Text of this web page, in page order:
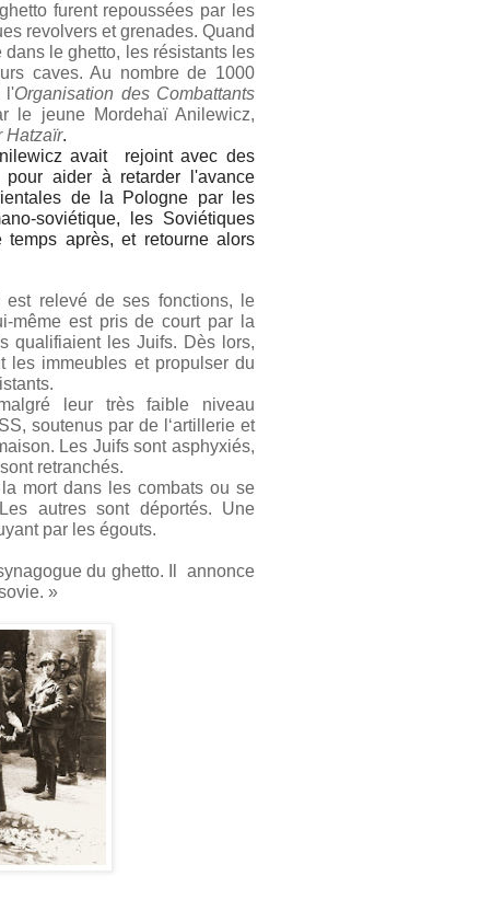
furent repoussées par les
revolvers et grenades. Quand
le ghetto, les résistants les
caves. Au nombre de 1000
l'Organisation des Combattants
le jeune Mordehaï Anilewicz,
Hatzaïr.
avait rejoint avec des
aider à retarder l'avance
de la Pologne par les
soviétique, les Soviétiques
après, et retourne alors
est relevé de ses fonctions, le
même est pris de court par la
qualifiaient les Juifs. Dès lors,
les immeubles et propulser du
leur très faible niveau
soutenus par de l‘artillerie et
Les Juifs sont asphyxiés,
retranchés.
mort dans les combats ou se
autres sont déportés. Une
par les égouts.
du ghetto. Il annonce
»